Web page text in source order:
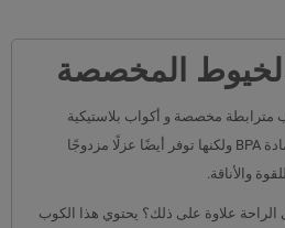
المخصصة
مترابطة مخصصة و أكواب بلاستيكية
شخصية ليست فقط خالية من مادة BPA ولكنها توفر أيضًا عزلًا مزدوجًا
والأناقة.
الراحة علاوة على ذلك؟ يحتوي هذا الكوب